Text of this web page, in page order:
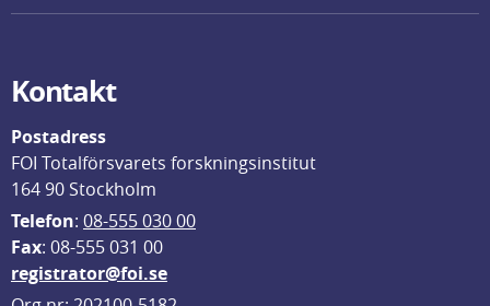
Kontakt
Postadress
FOI Totalförsvarets forskningsinstitut
164 90 Stockholm
Telefon: 08-555 030 00
Fax: 08-555 031 00
registrator@foi.se